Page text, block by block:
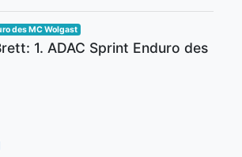
des MC Wolgast
1. ADAC Sprint Enduro des